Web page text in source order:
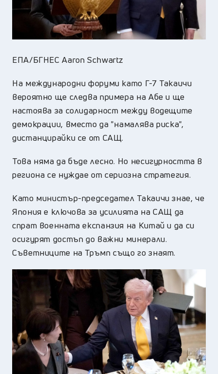
ЕПА/БГНЕС Aaron Schwartz
На международни форуми като Г-7 Такаичи
вероятно ще следва примера на Абе и ще
настоява за солидарност между водещите
демокрации, вместо да "намалява риска",
дистанцирайки се от САЩ.
Това няма да бъде лесно. Но несигурността в
региона се нуждае от сериозна стратегия.
Като министър-председател Такаичи знае, че
Япония е ключова за усилията на САЩ да
спрат военната експанзия на Китай и да си
осигурят достъп до важни минерали.
Съветниците на Тръмп също го знаят.